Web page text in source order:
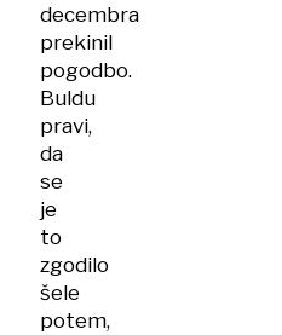
decembra
prekinil
pogodbo.
Buldu
pravi,
da
se
je
to
zgodilo
šele
potem,